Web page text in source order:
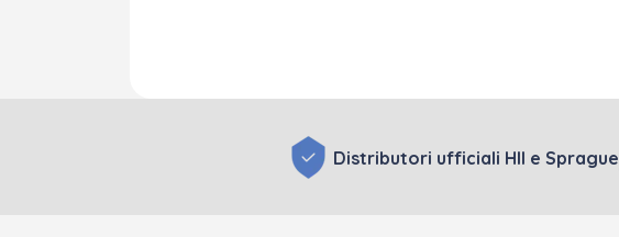
Distributori ufficiali HII e Sprague